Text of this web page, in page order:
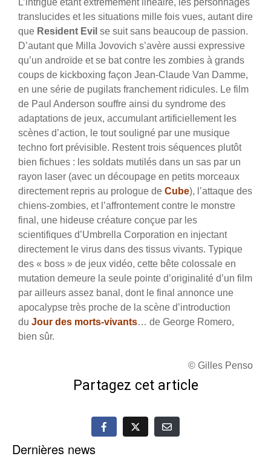
L’intrigue étant extrêmement linéaire, les personnages
translucides et les situations mille fois vues, autant dire
que Resident Evil se suit sans beaucoup de passion.
D’autant que Milla Jovovich s’avère aussi expressive
qu’un androïde et se bat contre les zombies à grands
coups de kickboxing façon Jean-Claude Van Damme,
en une série de pugilats franchement ridicules. Le film
de Paul Anderson souffre ainsi du syndrome des
adaptations de jeux, accumulant artificiellement les
scènes d’action, le tout souligné par une musique
techno fort prévisible. Restent trois séquences plutôt
bien fichues : les soldats mutilés dans un sas par un
rayon laser (avec un découpage en petits morceaux
directement repris au prologue de Cube), l’attaque des
chiens-zombies, et l’affrontement contre le monstre
final, une hideuse créature conçue par les
scientifiques d’Umbrella Corporation en injectant
directement le virus dans des tissus vivants. Typique
des « boss » de jeux vidéo, cette bête colossale en
mutation demeure la seule pointe d’originalité d’un film
par ailleurs assez banal, dont le final annonce une
apocalypse très proche de la scène d’introduction
du Jour des morts-vivants… de George Romero,
bien sûr.
© Gilles Penso
Partagez cet article
Dernières news